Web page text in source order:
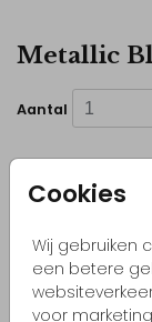
Cookies
Wij gebruiken
een betere
voor
Metallic
Aantal
Originele
Pas zelf